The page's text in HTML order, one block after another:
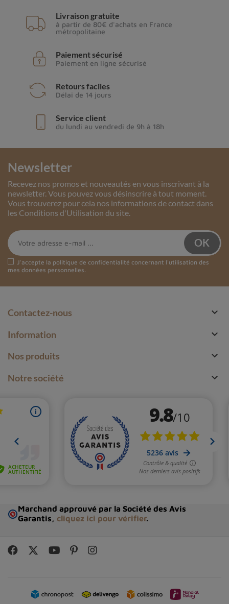
Livraison gratuite
à partir de 80€ d'achats en France
métropolitaine
Paiement sécurisé
Paiement en ligne sécurisé
Retours faciles
Délai de 14 jours
Service client
du lundi au vendredi de 9h à 18h
Newsletter
Recevez nos promos et nouveautés en vous inscrivant à la
newsletter. Vous pouvez vous désinscrire à tout moment.
Vous trouverez pour cela nos informations de contact dans
les Conditions d'Utilisation du site.
J'accepte la politique de confidentialité concernant l'utilisation des
mes données personnelles.
Contactez-nous 
Information 
Nos produits 
Notre société 
Marchand approuvé par la Société des Avis
Garantis, cliquez ici pour vérifier.